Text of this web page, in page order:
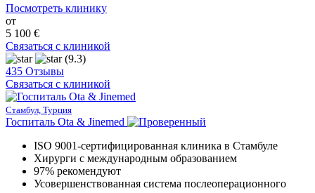
Посмотреть клинику
от
5 100 €
Связаться с клиникой
(9.3)
435 Отзывы
Связаться с клиникой
Стамбул, Турция
Госпиталь Ota & Jinemed
ISO 9001-сертифицированная клиника в Стамбуле
Хирурги с международным образованием
97% рекомендуют
Усовершенствованная система послеоперационного